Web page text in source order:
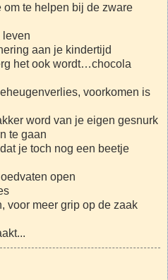
te helpen bij de zware
leven
aan je kindertijd
het ook wordt…chocola
voorkomen is
word van je eigen gesnurk
te gaan
je toch nog een beetje
open
voor meer grip op de zaak